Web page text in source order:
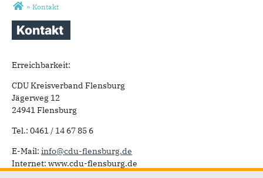
Sie sind hier
» Kontakt
Kontakt
Erreichbarkeit:
CDU Kreisverband Flensburg
Jägerweg 12
24941 Flensburg
Tel.: 0461 / 14 67 85 6
E-Mail: info@cdu-flensburg.de
Internet: www.cdu-flensburg.de